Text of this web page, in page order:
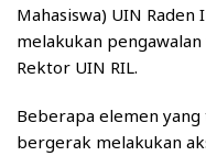
Mahasiswa) UIN
melakukan
Rektor UIN RIL.
Beberapa elemen
bergerak melakukan